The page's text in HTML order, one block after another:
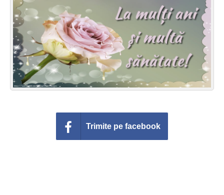
Felicitari zile saptamana
Felicitari muzicale
Felicitari muzicale personalizate
Felicitari animate
Conecteaza-te
Trimite pe facebook